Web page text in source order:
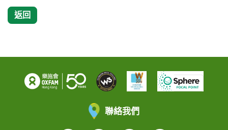
返回
聯絡我們